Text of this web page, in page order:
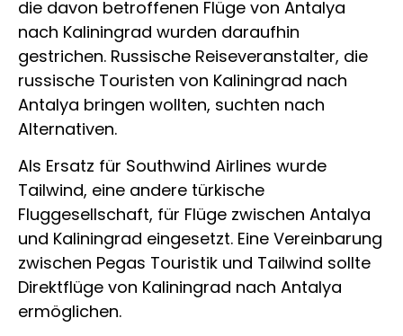
die davon betroffenen Flüge von Antalya
nach Kaliningrad wurden daraufhin
gestrichen. Russische Reiseveranstalter, die
russische Touristen von Kaliningrad nach
Antalya bringen wollten, suchten nach
Alternativen.
Als Ersatz für Southwind Airlines wurde
Tailwind, eine andere türkische
Fluggesellschaft, für Flüge zwischen Antalya
und Kaliningrad eingesetzt. Eine Vereinbarung
zwischen Pegas Touristik und Tailwind sollte
Direktflüge von Kaliningrad nach Antalya
ermöglichen.